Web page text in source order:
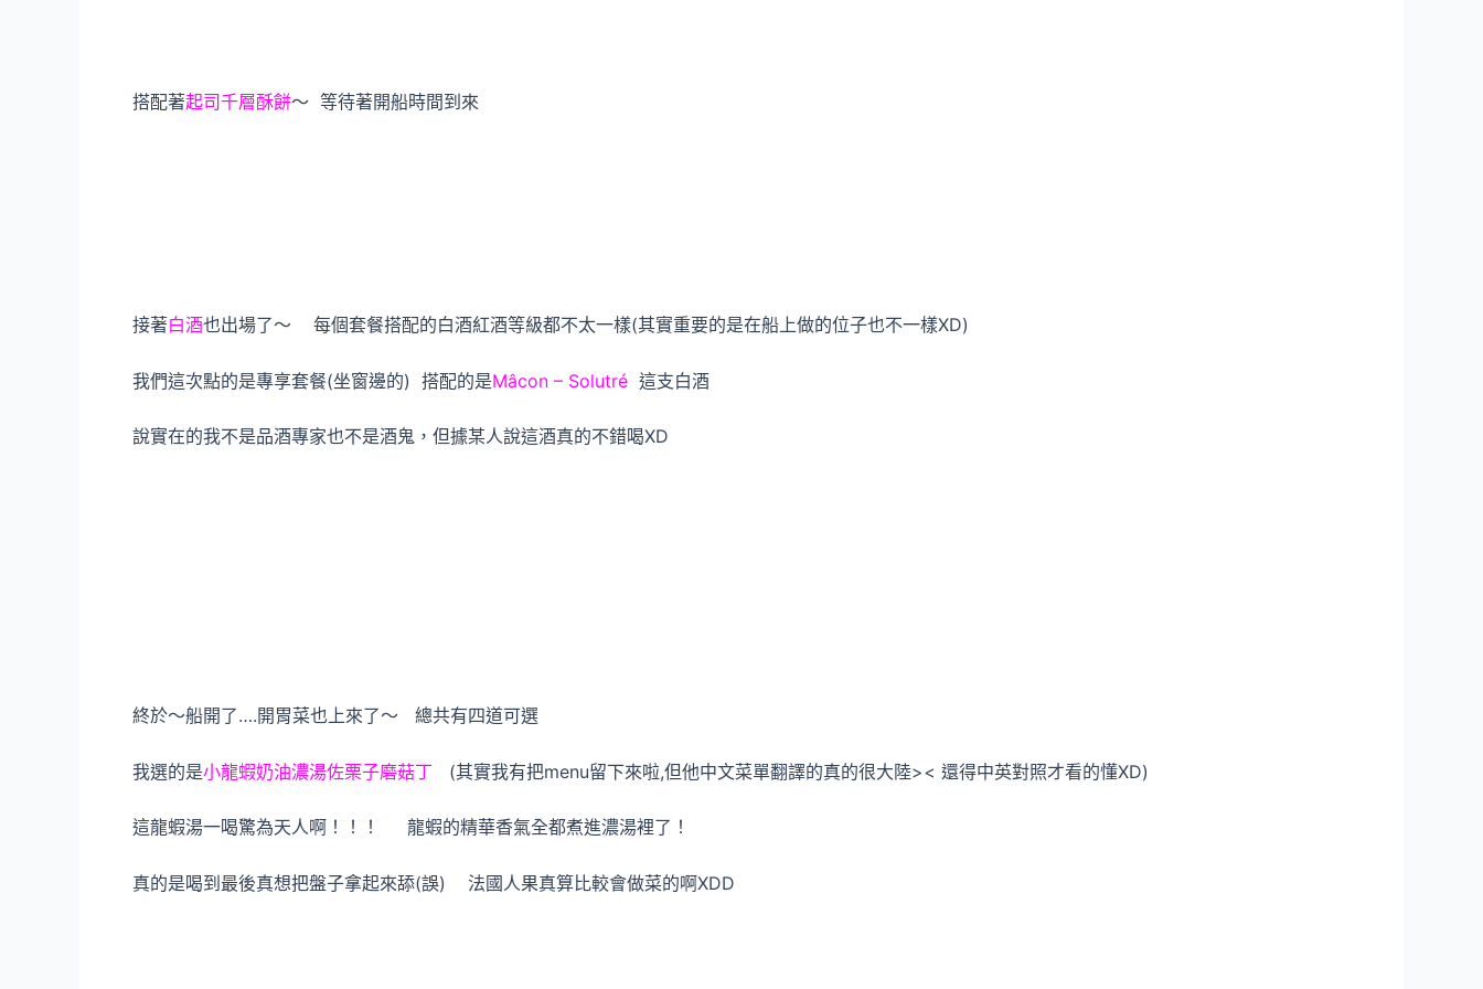
搭配著起司千層酥餅～ 等待著開船時間到來
接著白酒也出場了～ 每個套餐搭配的白酒紅酒等級都不太一樣(其實重要的是在船上做的位子也不一樣XD)
我們這次點的是專享套餐(坐窗邊的) 搭配的是Mâcon – Solutré 這支白酒
說實在的我不是品酒專家也不是酒鬼，但據某人說這酒真的不錯喝XD
終於～船開了….開胃菜也上來了～ 總共有四道可選
我選的是小龍蝦奶油濃湯佐栗子磨菇丁 (其實我有把menu留下來啦,但他中文菜單翻譯的真的很大陸>< 還得中英對照才看的懂XD)
這龍蝦湯一喝驚為天人啊！！！ 龍蝦的精華香氣全都煮進濃湯裡了！
真的是喝到最後真想把盤子拿起來舔(誤) 法國人果真算比較會做菜的啊XDD